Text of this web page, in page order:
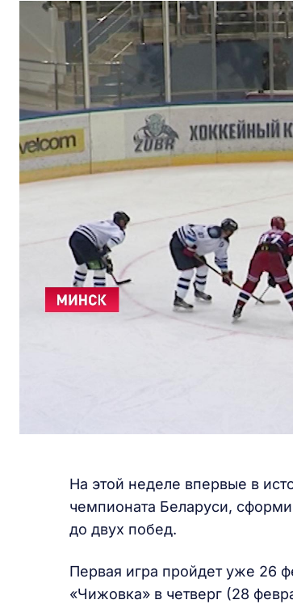
На этой неделе впервые в
чемпионата Беларуси,
до двух побед.
Первая игра пройдет уже 26
«Чижовка» в четверг (28